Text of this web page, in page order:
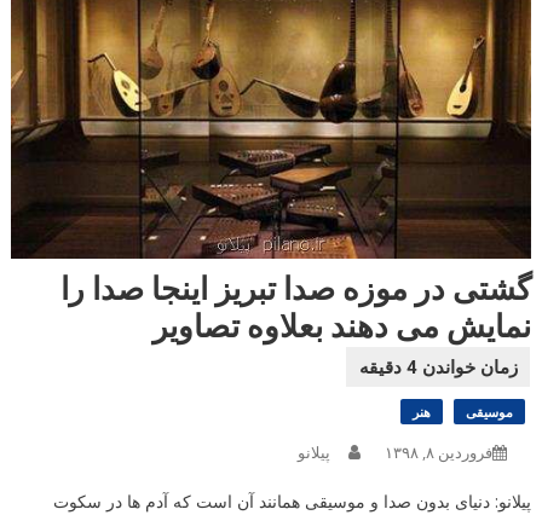
گشتی در موزه صدا تبریز اینجا صدا را
نمایش می دهند بعلاوه تصاویر
موسیقی هنر
فروردین ۸, ۱۳۹۸ پیلانو
پیلانو: دنیای بدون صدا و موسیقی همانند آن است که آدم ها در سکوت